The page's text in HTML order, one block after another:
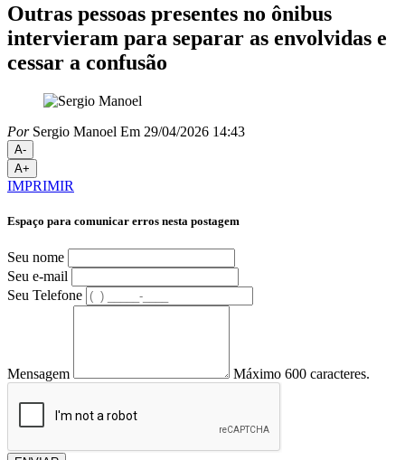
Outras pessoas presentes no ônibus
intervieram para separar as envolvidas e
cessar a confusão
PorSergio Manoel Em 29/04/2026 14:43
A-
A+
IMPRIMIR
Espaço para comunicar erros nesta postagem
Seu nome
Seu e-mail
Seu Telefone
Mensagem Máximo 600 caracteres.